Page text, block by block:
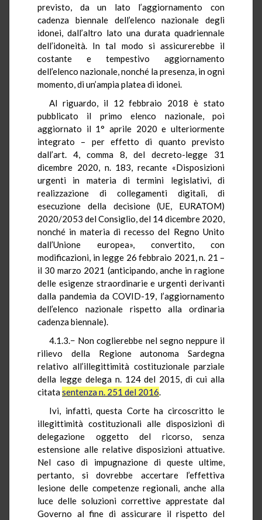
previsto, da un lato l’aggiornamento con
cadenza biennale dell’elenco nazionale degli
idonei, dall’altro lato una durata quadriennale
dell’idoneità. In tal modo si assicurerebbe il
costante e tempestivo aggiornamento
dell’elenco nazionale, nonché la presenza, in ogni
momento, di un’ampia platea di idonei.
Al riguardo, il 12 febbraio 2018 è stato
pubblicato il primo elenco nazionale, poi
aggiornato il 1° aprile 2020 e ulteriormente
integrato – per effetto di quanto previsto
dall’art. 4, comma 8, del decreto-legge 31
dicembre 2020, n. 183, recante «Disposizioni
urgenti in materia di termini legislativi, di
realizzazione di collegamenti digitali, di
esecuzione della decisione (UE, EURATOM)
2020/2053 del Consiglio, del 14 dicembre 2020,
nonché in materia di recesso del Regno Unito
dall’Unione europea», convertito, con
modificazioni, in legge 26 febbraio 2021, n. 21 –
il 30 marzo 2021 (anticipando, anche in ragione
delle esigenze straordinarie e urgenti derivanti
dalla pandemia da COVID-19, l’aggiornamento
dell’elenco nazionale rispetto alla ordinaria
cadenza biennale).
4.1.3.− Non coglierebbe nel segno neppure il
rilievo della Regione autonoma Sardegna
relativo all’illegittimità costituzionale parziale
della legge delega n. 124 del 2015, di cui alla
citatasentenza n. 251 del 2016.
Ivi, infatti, questa Corte ha circoscritto le
illegittimità costituzionali alle disposizioni di
delegazione oggetto del ricorso, senza
estensione alle relative disposizioni attuative.
Nel caso di impugnazione di queste ultime,
pertanto, si dovrebbe accertare l’effettiva
lesione delle competenze regionali, anche alla
luce delle soluzioni correttive apprestate dal
Governo al fine di assicurare il rispetto del